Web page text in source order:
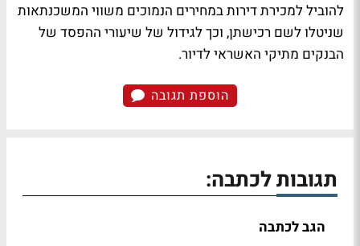
להוביל למכירת דירות במחירים הנמוכים משווי המשכנתאות
שניטלו לשם רכישתן, וכך לגידול של שיעורי ההפסד של
הבנקים מתיקי האשראי לדיור.
הוספת תגובה
תגובות לכתבה:
הגב לכתבה